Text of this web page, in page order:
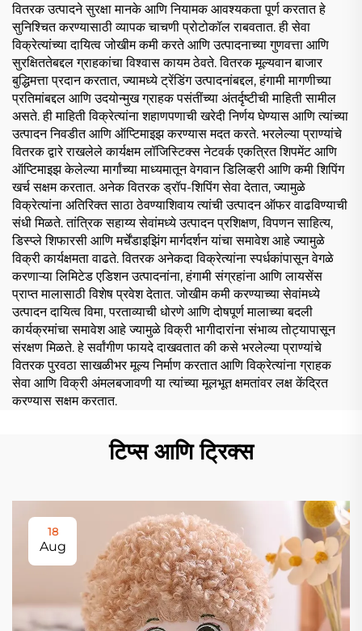
वितरक उत्पादने सुरक्षा मानके आणि नियामक आवश्यकता पूर्ण करतात हे
सुनिश्चित करण्यासाठी व्यापक चाचणी प्रोटोकॉल राबवतात. ही सेवा
विक्रेत्यांच्या दायित्व जोखीम कमी करते आणि उत्पादनाच्या गुणवत्ता आणि
सुरक्षिततेबद्दल ग्राहकांचा विश्वास कायम ठेवते. वितरक मूल्यवान बाजार
बुद्धिमत्ता प्रदान करतात, ज्यामध्ये ट्रेंडिंग उत्पादनांबद्दल, हंगामी मागणीच्या
प्रतिमांबद्दल आणि उदयोन्मुख ग्राहक पसंतींच्या अंतर्दृष्टीची माहिती सामील
असते. ही माहिती विक्रेत्यांना शहाणपणाची खरेदी निर्णय घेण्यास आणि त्यांच्या
उत्पादन निवडीत आणि ऑप्टिमाइझ करण्यास मदत करते. भरलेल्या प्राण्यांचे
वितरक द्वारे राखलेले कार्यक्षम लॉजिस्टिक्स नेटवर्क एकत्रित शिपमेंट आणि
ऑप्टिमाइझ केलेल्या मार्गांच्या माध्यमातून वेगवान डिलिव्हरी आणि कमी शिपिंग
खर्च सक्षम करतात. अनेक वितरक ड्रॉप-शिपिंग सेवा देतात, ज्यामुळे
विक्रेत्यांना अतिरिक्त साठा ठेवण्याशिवाय त्यांची उत्पादन ऑफर वाढविण्याची
संधी मिळते. तांत्रिक सहाय्य सेवांमध्ये उत्पादन प्रशिक्षण, विपणन साहित्य,
डिस्प्ले शिफारसी आणि मर्चेंडाइझिंग मार्गदर्शन यांचा समावेश आहे ज्यामुळे
विक्री कार्यक्षमता वाढते. वितरक अनेकदा विक्रेत्यांना स्पर्धकांपासून वेगळे
करणाऱ्या लिमिटेड एडिशन उत्पादनांना, हंगामी संग्रहांना आणि लायसेंस
प्राप्त मालासाठी विशेष प्रवेश देतात. जोखीम कमी करण्याच्या सेवांमध्ये
उत्पादन दायित्व विमा, परताव्याची धोरणे आणि दोषपूर्ण मालाच्या बदली
कार्यक्रमांचा समावेश आहे ज्यामुळे विक्री भागीदारांना संभाव्य तोट्यापासून
संरक्षण मिळते. हे सर्वांगीण फायदे दाखवतात की कसे भरलेल्या प्राण्यांचे
वितरक पुरवठा साखळीभर मूल्य निर्माण करतात आणि विक्रेत्यांना ग्राहक
सेवा आणि विक्री अंमलबजावणी या त्यांच्या मूलभूत क्षमतांवर लक्ष केंद्रित
करण्यास सक्षम करतात.
टिप्स आणि ट्रिक्स
18
Aug